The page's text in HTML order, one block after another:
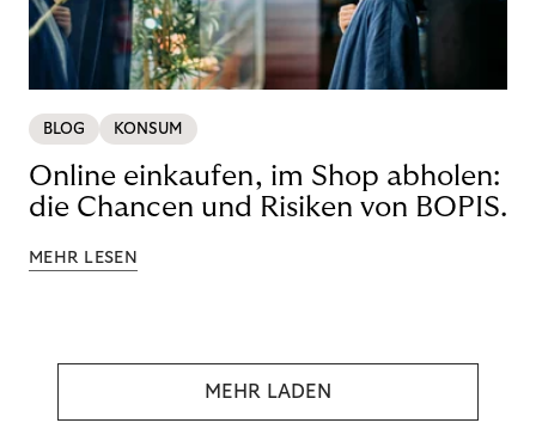
BLOG KONSUM
Online einkaufen, im Shop abholen:
die Chancen und Risiken von BOPIS.
MEHR LESEN
MEHR LADEN